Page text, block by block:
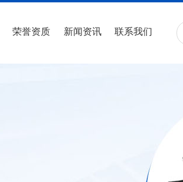
荣誉资质 新闻资讯 联系我们